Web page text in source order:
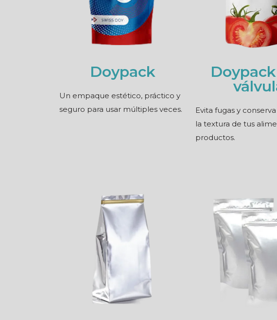
Doypack
Un empaque estético, práctico y
seguro para usar múltiples veces.
Evita fugas y
la textura de tus
productos.